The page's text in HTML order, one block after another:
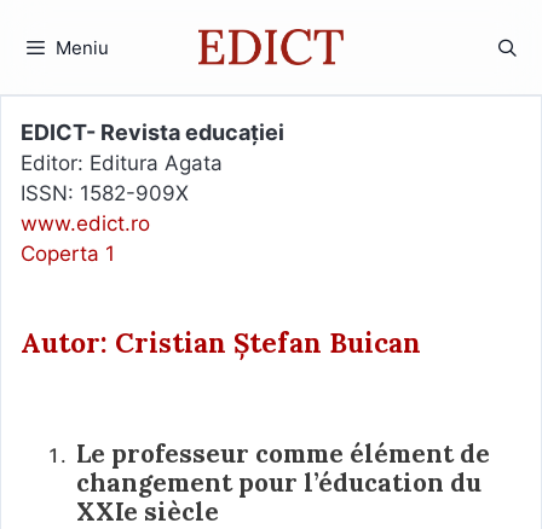
Meniu
EDICT- Revista educației
Editor: Editura Agata
ISSN: 1582-909X
www.edict.ro
Coperta 1
Autor: Cristian Ștefan Buican
Le professeur comme élément de
changement pour l’éducation du
XXIe siècle